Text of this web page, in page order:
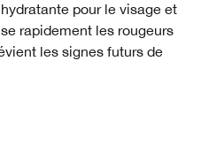
pour le visage et
rapidement les rougeurs
les signes futurs de